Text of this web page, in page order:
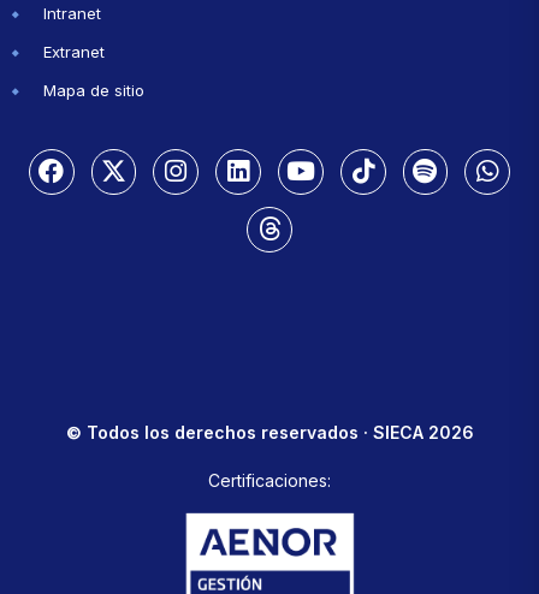
Intranet
Extranet
Mapa de sitio
© Todos los derechos reservados · SIECA 2026
Certificaciones: